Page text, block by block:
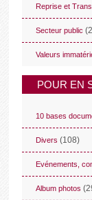
Reprise et
Secteur public
Valeurs
POUR EN
10 bases
Divers (108)
Evénements,
Album photos